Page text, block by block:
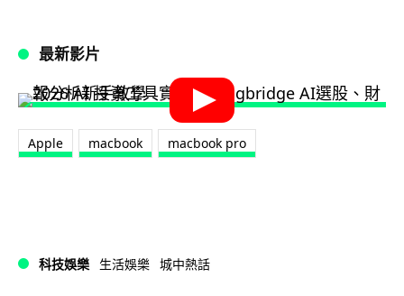
最新影片
Apple macbook macbook pro
科技娛樂 生活娛樂 城中熱話